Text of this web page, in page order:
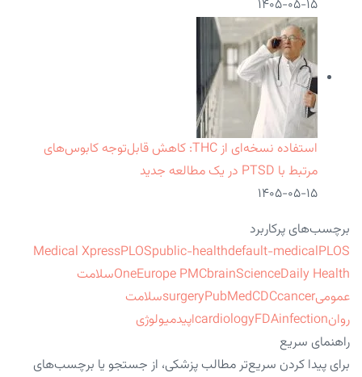
۱۴۰۵-۰۵-۱۵
استفاده نسخه‌ای از THC: کاهش قابل‌توجه کابوس‌های
مرتبط با PTSD در یک مطالعه جدید
۱۴۰۵-۰۵-۱۵
برچسب‌های پرکاربرد
Medical XpressPLOSpublic-healthdefault-medicalPLOS
OneEurope PMCbrainScienceDaily Health
سلامت
عمومی
surgeryPubMedCDCcancer
سلامت
روان
cardiologyFDAinfection
اپیدمیولوژی
راهنمای سریع
برای پیدا کردن سریع‌تر مطالب پزشکی، از جستجو یا برچسب‌های